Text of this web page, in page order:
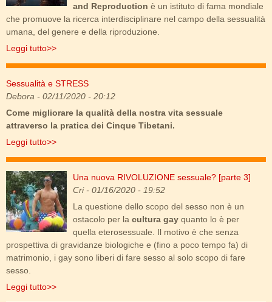
and Reproduction è un istituto di fama mondiale
che promuove la ricerca interdisciplinare nel campo della sessualità
umana, del genere e della riproduzione.
Leggi tutto>>
Esercizi Tibetani
Sessualità e STRESS
Debora - 02/11/2020 - 20:12
Come migliorare la qualità della nostra vita sessuale
attraverso la pratica dei Cinque Tibetani.
Leggi tutto>>
cultura_gay.jpg
Una nuova RIVOLUZIONE sessuale? [parte 3]
Cri- 01/16/2020 - 19:52
La questione dello scopo del sesso non è un
ostacolo per la cultura gay quanto lo è per
quella eterosessuale. Il motivo è che senza
prospettiva di gravidanze biologiche e (fino a poco tempo fa) di
matrimonio, i gay sono liberi di fare sesso al solo scopo di fare
sesso.
Leggi tutto>>